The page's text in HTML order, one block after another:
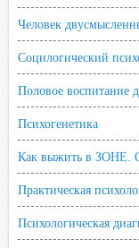
Человек
Социлогический
Половое воспитание
Психогенетика
Как выжить в ЗОНЕ.
Практическая
Психологическая